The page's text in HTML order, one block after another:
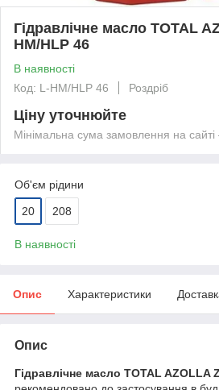
Гідравлічне масло TOTAL
HM/HLP 46
В наявності
Код: L-HM/HLP 46
Роздріб
Ціну уточнюйте
Мінімальна сума замовлення на
Об'єм рідини
20 208
В наявності
Опис Характеристики
Опис
Гідравлічне масло TOTAL AZOLLA